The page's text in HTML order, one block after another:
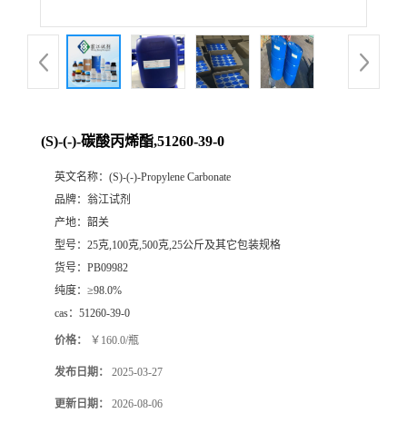
(S)-(-)-碳酸丙烯酯,51260-39-0
英文名称： (S)-(-)-Propylene Carbonate
品牌： 翁江试剂
产地： 韶关
型号： 25克,100克,500克,25公斤及其它包装规格
货号： PB09982
纯度： ≥98.0%
cas： 51260-39-0
价格： ￥160.0/瓶
发布日期： 2025-03-27
更新日期： 2026-08-06